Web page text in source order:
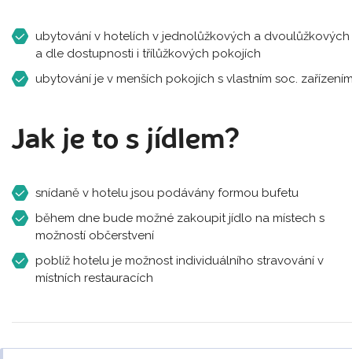
ubytování v hotelích v jednolůžkových a dvoulůžkových
a dle dostupnosti i třílůžkových pokojích
ubytování je v menších pokojích s vlastním soc.
Jak je to s jídlem?
snídaně v hotelu jsou podávány formou bufetu
během dne bude možné zakoupit jídlo na místech s
možností občerstvení
poblíž hotelu je možnost individuálního stravování v
místních restauracích